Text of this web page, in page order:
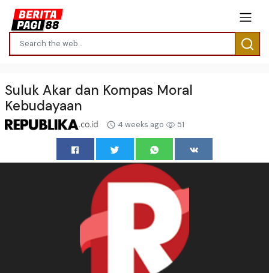
Suluk Akar dan Kompas Moral
Kebudayaan
4 weeks ago 51